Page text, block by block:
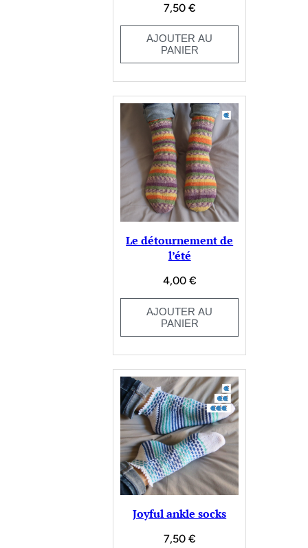
7,50 €
AJOUTER AU
PANIER
Le détournement de
l’été
4,00 €
AJOUTER AU
PANIER
Joyful ankle socks
7,50 €